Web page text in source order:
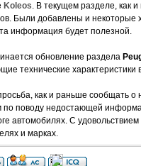
Koleos. В текущем разделе, как
Были добавлены и некоторые
информация будет полезной.
обновление раздела
технические характеристики
как и раньше сообщать
по поводу недостающей
автомобилях. С
и марках.